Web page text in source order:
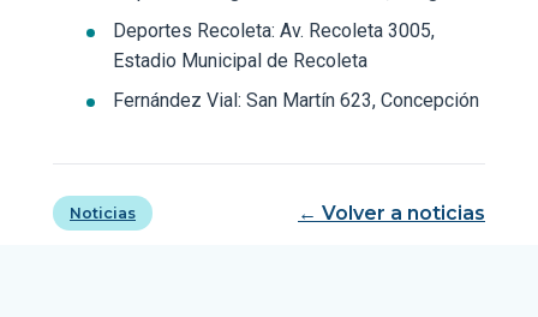
Deportes Recoleta: Av. Recoleta 3005,
Estadio Municipal de Recoleta
Fernández Vial: San Martín 623, Concepción
Noticias ← Volver a noticias